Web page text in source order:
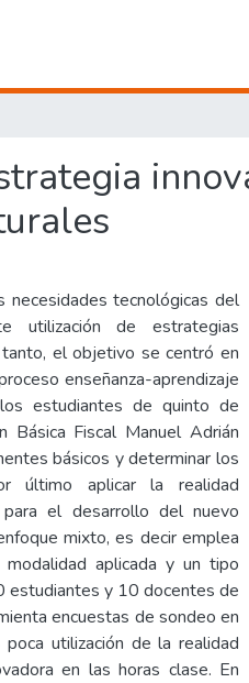
necesidades tecnológicas del
utilización de estrategias
el objetivo se centró en
enseñanza-aprendizaje
estudiantes de quinto de
Básica Fiscal Manuel Adrián
básicos y determinar los
último aplicar la realidad
para el desarrollo del nuevo
mixto, es decir emplea
aplicada y un tipo
estudiantes y 10 docentes de
encuestas de sondeo en
utilización de la realidad
en las horas clase. En